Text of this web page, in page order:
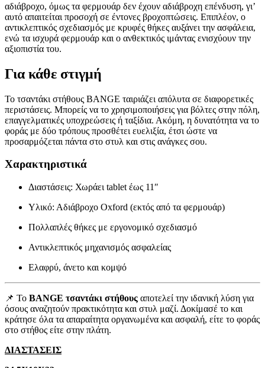
αδιάβροχο, όμως τα φερμουάρ δεν έχουν αδιάβροχη επένδυση, γι’
αυτό απαιτείται προσοχή σε έντονες βροχοπτώσεις. Επιπλέον, ο
αντικλεπτικός σχεδιασμός με κρυφές θήκες αυξάνει την ασφάλεια,
ενώ τα ισχυρά φερμουάρ και ο ανθεκτικός ιμάντας ενισχύουν την
αξιοπιστία του.
Για κάθε στιγμή
Το τσαντάκι στήθους BANGE ταιριάζει απόλυτα σε διαφορετικές
περιστάσεις. Μπορείς να το χρησιμοποιήσεις για βόλτες στην πόλη,
επαγγελματικές υποχρεώσεις ή ταξίδια. Ακόμη, η δυνατότητα να το
φοράς με δύο τρόπους προσθέτει ευελιξία, έτσι ώστε να
προσαρμόζεται πάντα στο στυλ και στις ανάγκες σου.
Χαρακτηριστικά
Διαστάσεις: Χωράει tablet έως 11″
Υλικό: Αδιάβροχο Oxford (εκτός από τα φερμουάρ)
Πολλαπλές θήκες με εργονομικό σχεδιασμό
Αντικλεπτικός μηχανισμός ασφαλείας
Ελαφρύ, άνετο και κομψό
📌 Το BANGE τσαντάκι στήθους αποτελεί την ιδανική λύση για
όσους αναζητούν πρακτικότητα και στυλ μαζί. Δοκίμασέ το και
κράτησε όλα τα απαραίτητα οργανωμένα και ασφαλή, είτε το φοράς
στο στήθος είτε στην πλάτη.
ΔΙΑΣΤΑΣΕΙΣ